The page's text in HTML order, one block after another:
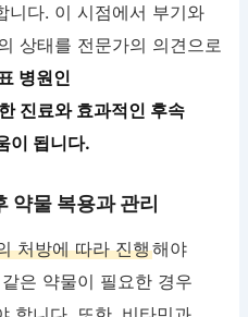
니다. 이 시점에서 부기와
상태를 전문가의 의견으로
병원인
진료와 효과적인 후속
이 됩니다.
약물 복용과 관리
처방에 따라 진행해야
은 약물이 필요한 경우